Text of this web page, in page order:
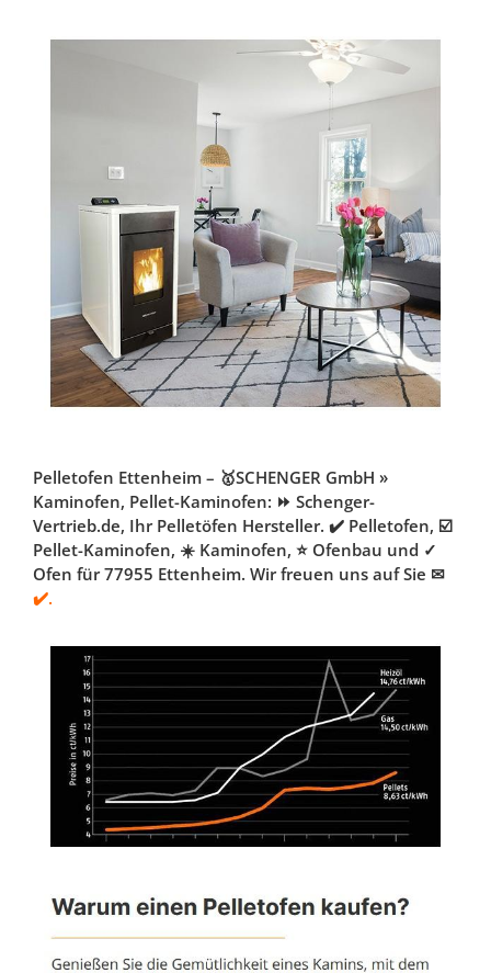
Pelletofen Ettenheim – 🥇SCHENGER GmbH »
Kaminofen, Pellet-Kaminofen: ⏩ Schenger-
Vertrieb.de, Ihr Pelletöfen Hersteller. ✔️ Pelletofen, ☑️
Pellet-Kaminofen, ☀️ Kaminofen, ⭐ Ofenbau und ✓
Ofen für 77955 Ettenheim. Wir freuen uns auf Sie ✉
✔️.